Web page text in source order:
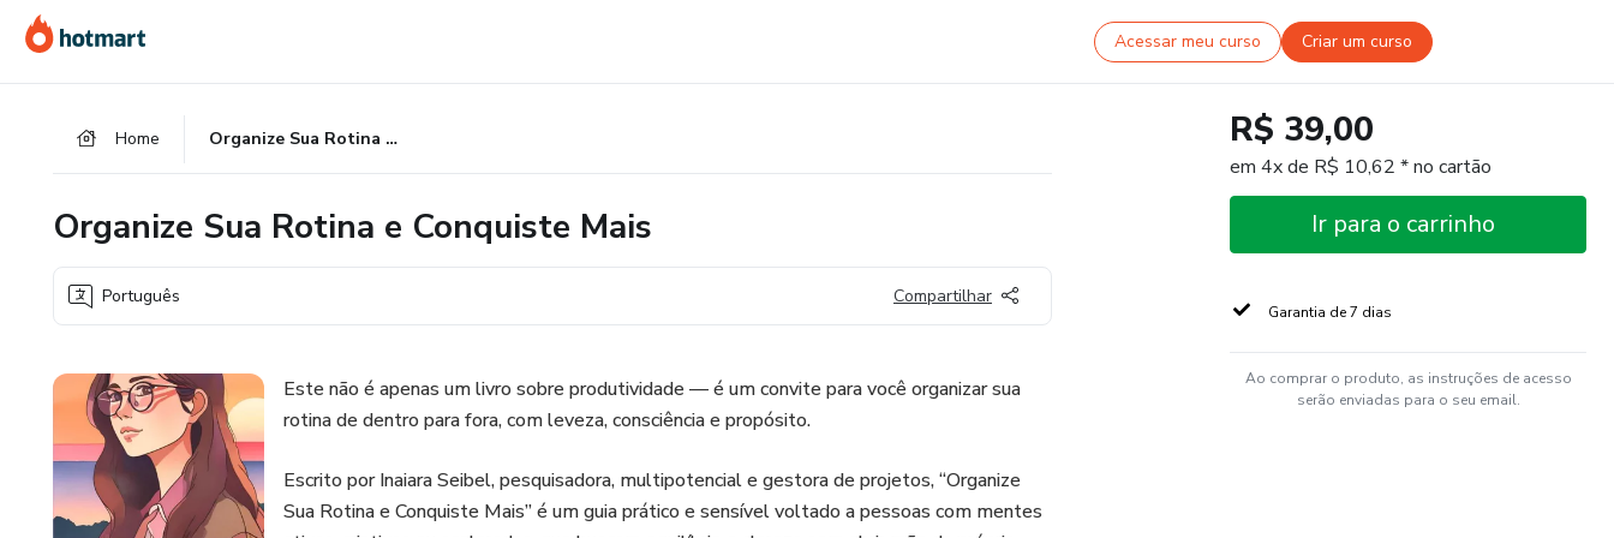
para
o
para
o
para
o
Acessar meu curso Criar um curso
Home Organize Sua Rotina e Conquiste Mais
Organize Sua Rotina e Conquiste Mais
Português Compartilhar
Este não é apenas um livro sobre produtividade — é um convite para você organizar sua
rotina de dentro para fora, com leveza, consciência e propósito.
Escrito por Inaiara Seibel, pesquisadora, multipotencial e gestora de projetos, “Organize
Sua Rotina e Conquiste Mais” é um guia prático e sensível voltado a pessoas com mentes
R$ 39,00
em 4x de R$ 10,62 * no cartão
Ir para o carrinho
Garantia de 7 dias
Ao comprar o produto, as instruções de acesso
serão enviadas para o seu email.